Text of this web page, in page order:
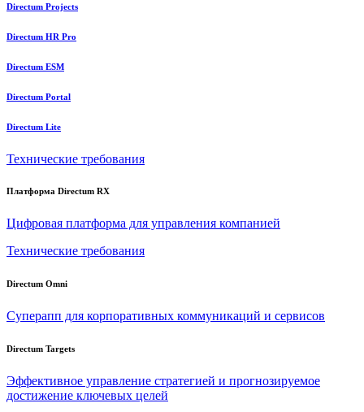
Directum Projects
Directum HR Pro
Directum ESM
Directum Portal
Directum Lite
Технические требования
Платформа Directum RX
Цифровая платформа для управления компанией
Технические требования
Directum Omni
Суперапп для корпоративных коммуникаций и сервисов
Directum Targets
Эффективное управление стратегией и прогнозируемое
достижение ключевых целей